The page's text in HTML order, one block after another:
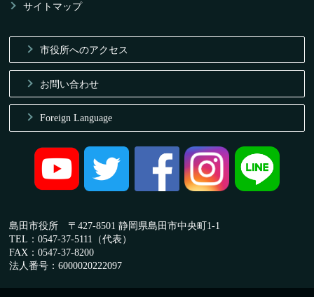
サイトマップ
市役所へのアクセス
お問い合わせ
Foreign Language
島田市役所 〒427-8501 静岡県島田市中央町1-1
TEL：0547-37-5111（代表）
FAX：0547-37-8200
法人番号：6000020222097